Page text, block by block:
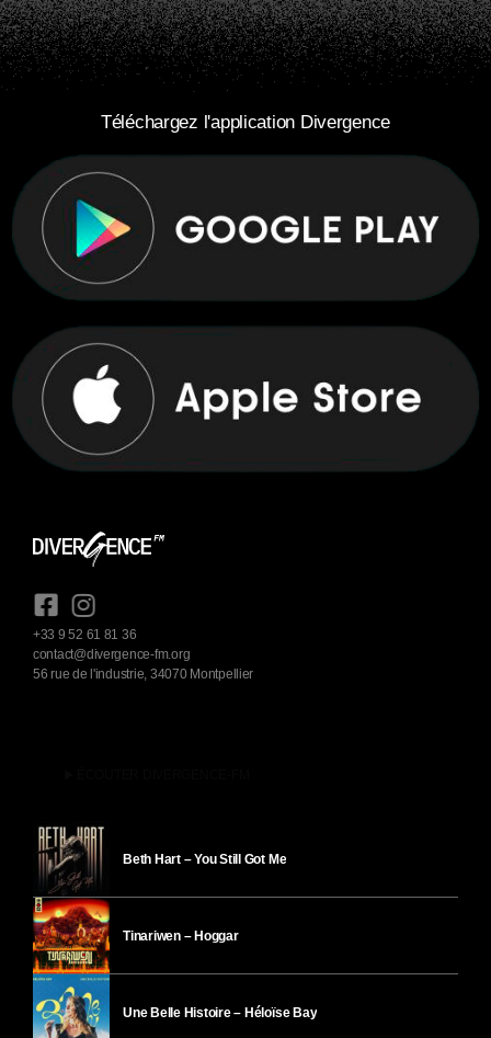
Téléchargez l'application Divergence
+33 9 52 61 81 36
contact@divergence-fm.org
56 rue de l'industrie, 34070 Montpellier
Beth Hart – You Still Got Me
Tinariwen – Hoggar
Une Belle Histoire – Héloïse Bay